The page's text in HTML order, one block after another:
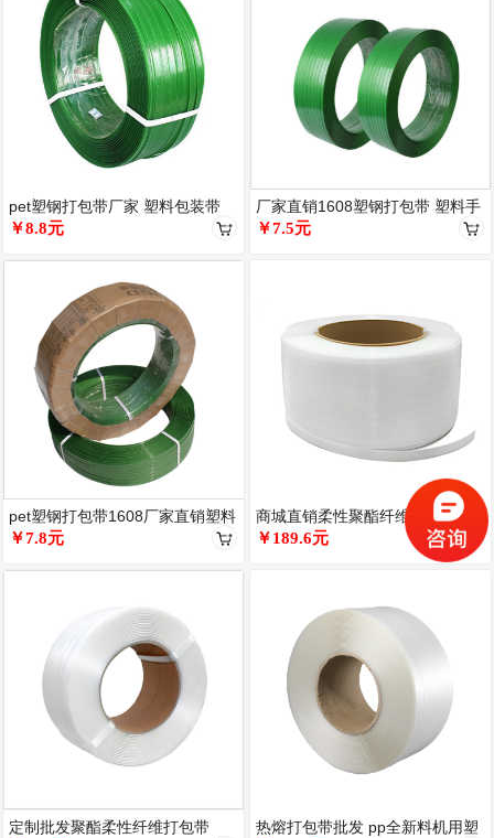
pet塑钢打包带厂家 塑料包装带
绿色压花透明1608编织包
￥8.8元
pet塑钢打包带1608厂家直销塑料
包装带1606手工绿色塑
￥7.8元
定制批发聚酯柔性纤维打包带
厂家直销1608塑钢打包带 塑料手
动包装带绿色PET捆扎带可
￥7.5元
商城直销柔性聚酯纤维打包带13
16 19 25 32mm物
￥189.6元
热熔打包带批发 pp全新料机用塑